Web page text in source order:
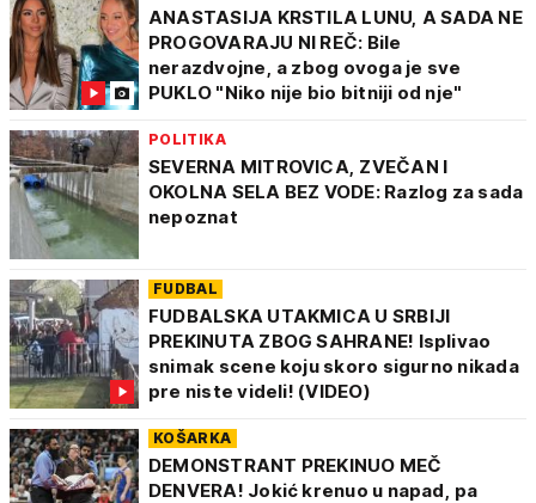
ANASTASIJA KRSTILA LUNU, A SADA NE
PROGOVARAJU NI REČ: Bile
nerazdvojne, a zbog ovoga je sve
PUKLO "Niko nije bio bitniji od nje"
POLITIKA
SEVERNA MITROVICA, ZVEČAN I
OKOLNA SELA BEZ VODE: Razlog za sada
nepoznat
FUDBAL
FUDBALSKA UTAKMICA U SRBIJI
PREKINUTA ZBOG SAHRANE! Isplivao
snimak scene koju skoro sigurno nikada
pre niste videli! (VIDEO)
KOŠARKA
DEMONSTRANT PREKINUO MEČ
DENVERA! Jokić krenuo u napad, pa